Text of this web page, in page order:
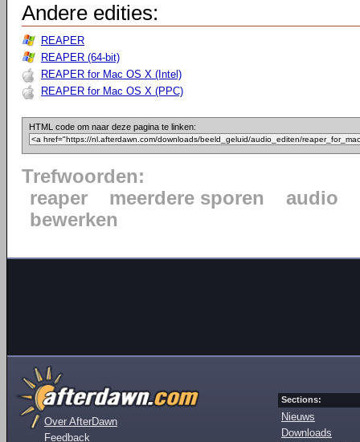
Andere edities:
REAPER
REAPER (64-bit)
REAPER for Mac OS X (Intel)
REAPER for Mac OS X (PPC)
HTML code om naar deze pagina te linken:
Trefwoorden:
reaper
meerdere sporen
audio
bewerken
Over AfterDawn
Feedback
Sections:
Nieuws
Downloads